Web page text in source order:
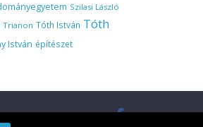
Szilasi László
Trianon Tóth István Tóth
István építészet